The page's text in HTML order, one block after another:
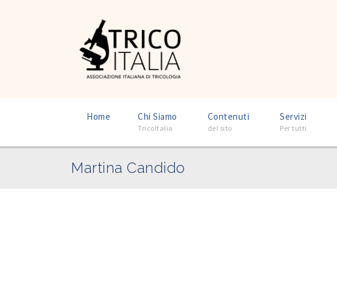
Home Chi Siamo
TricoItalia
Contenuti
del sito
Servizi
Per tutti
Martina Candido